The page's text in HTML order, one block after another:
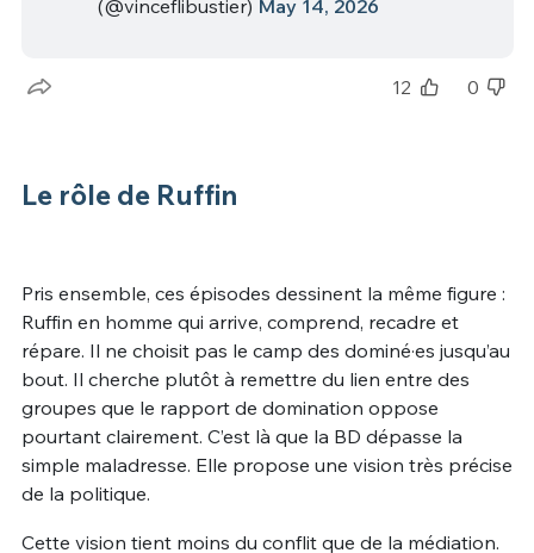
(@vinceflibustier) May 14, 2026
12 0
Le rôle de Ruffin
Pris ensemble, ces épisodes dessinent la même figure :
Ruffin en homme qui arrive, comprend, recadre et
répare. Il ne choisit pas le camp des dominé·es jusqu’au
bout. Il cherche plutôt à remettre du lien entre des
groupes que le rapport de domination oppose
pourtant clairement. C’est là que la BD dépasse la
simple maladresse. Elle propose une vision très précise
de la politique.
Cette vision tient moins du conflit que de la médiation.